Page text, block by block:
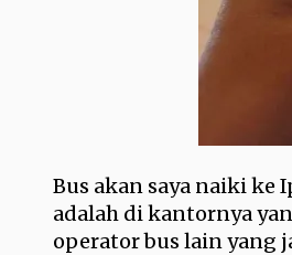
Bus akan saya naiki ke
adalah di kantornya
operator bus lain yang